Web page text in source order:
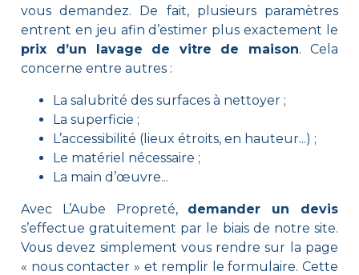
vous demandez. De fait, plusieurs paramètres
entrent en jeu afin d’estimer plus exactement le
prix d’un lavage de vitre de maison. Cela
concerne entre autres :
La salubrité des surfaces à nettoyer ;
La superficie ;
L’accessibilité (lieux étroits, en hauteur...) ;
Le matériel nécessaire ;
La main d’œuvre...
Avec L’Aube Propreté, demander un devis
s’effectue gratuitement par le biais de notre site.
Vous devez simplement vous rendre sur la page
« nous contacter » et remplir le formulaire. Cette